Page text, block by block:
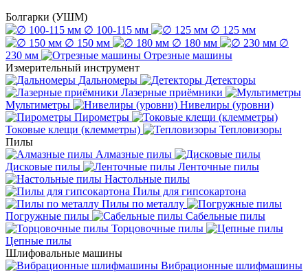
Болгарки (УШМ)
∅ 100-115 мм
∅ 125 мм
∅ 150 мм
∅ 180 мм
∅
230 мм
Отрезные машины
Измерительный инструмент
Дальномеры
Детекторы
Лазерные приёмники
Мультиметры
Нивелиры (уровни)
Пирометры
Токовые клещи (клемметры)
Тепловизоры
Пилы
Алмазные пилы
Дисковые пилы
Ленточные пилы
Настольные пилы
Пилы для гипсокартона
Пилы по металлу
Погружные пилы
Сабельные пилы
Торцовочные пилы
Цепные пилы
Шлифовальные машины
Вибрационные шлифмашины